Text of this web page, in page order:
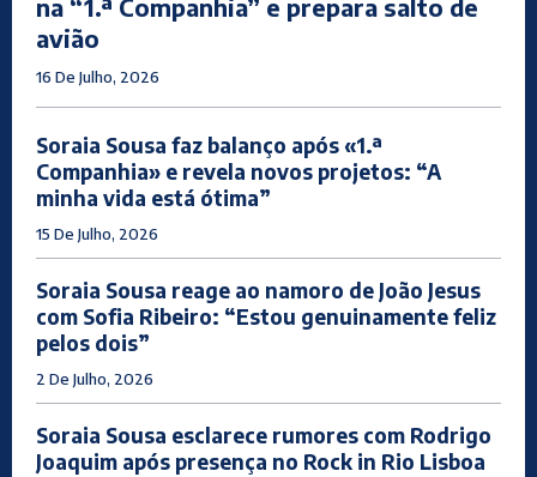
na “1.ª Companhia” e prepara salto de
avião
16 De Julho, 2026
Soraia Sousa faz balanço após «1.ª
Companhia» e revela novos projetos: “A
minha vida está ótima”
15 De Julho, 2026
Soraia Sousa reage ao namoro de João Jesus
com Sofia Ribeiro: “Estou genuinamente feliz
pelos dois”
2 De Julho, 2026
Soraia Sousa esclarece rumores com Rodrigo
Joaquim após presença no Rock in Rio Lisboa